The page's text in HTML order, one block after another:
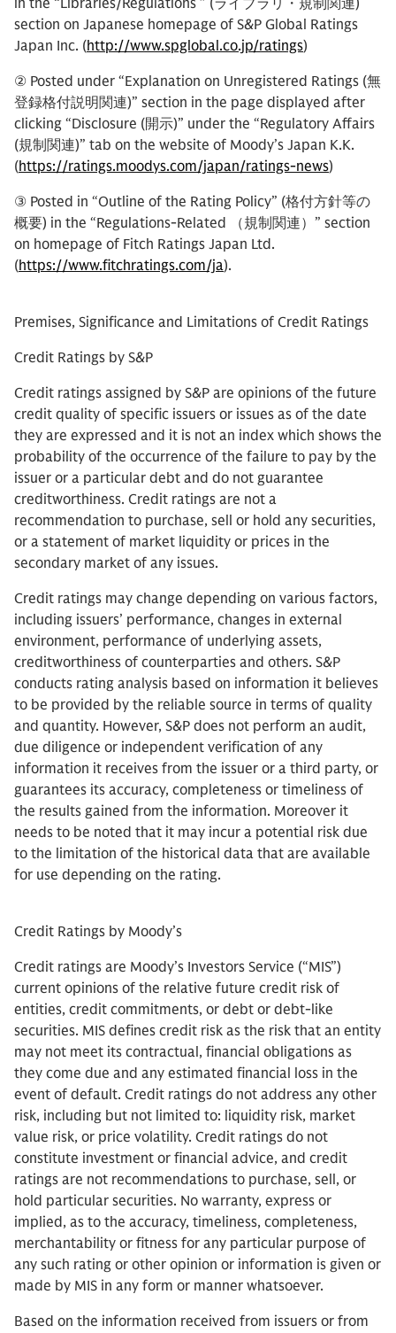
in the “Libraries/Regulations ” (ライブラリ・規制関連)
section on Japanese homepage of S&P Global Ratings
Japan Inc. (http://www.spglobal.co.jp/ratings)
② Posted under “Explanation on Unregistered Ratings (無
登録格付説明関連)” section in the page displayed after
clicking “Disclosure (開示)” under the “Regulatory Affairs
(規制関連)” tab on the website of Moody’s Japan K.K.
(https://ratings.moodys.com/japan/ratings-news)
③ Posted in “Outline of the Rating Policy” (格付方針等の
概要) in the “Regulations-Related （規制関連）” section
on homepage of Fitch Ratings Japan Ltd.
(https://www.fitchratings.com/ja).
Premises, Significance and Limitations of Credit Ratings
Credit Ratings by S&P
Credit ratings assigned by S&P are opinions of the future
credit quality of specific issuers or issues as of the date
they are expressed and it is not an index which shows the
probability of the occurrence of the failure to pay by the
issuer or a particular debt and do not guarantee
creditworthiness. Credit ratings are not a
recommendation to purchase, sell or hold any securities,
or a statement of market liquidity or prices in the
secondary market of any issues.
Credit ratings may change depending on various factors,
including issuers’ performance, changes in external
environment, performance of underlying assets,
creditworthiness of counterparties and others. S&P
conducts rating analysis based on information it believes
to be provided by the reliable source in terms of quality
and quantity. However, S&P does not perform an audit,
due diligence or independent verification of any
information it receives from the issuer or a third party, or
guarantees its accuracy, completeness or timeliness of
the results gained from the information. Moreover it
needs to be noted that it may incur a potential risk due
to the limitation of the historical data that are available
for use depending on the rating.
Credit Ratings by Moody’s
Credit ratings are Moody’s Investors Service (“MIS”)
current opinions of the relative future credit risk of
entities, credit commitments, or debt or debt-like
securities. MIS defines credit risk as the risk that an entity
may not meet its contractual, financial obligations as
they come due and any estimated financial loss in the
event of default. Credit ratings do not address any other
risk, including but not limited to: liquidity risk, market
value risk, or price volatility. Credit ratings do not
constitute investment or financial advice, and credit
ratings are not recommendations to purchase, sell, or
hold particular securities. No warranty, express or
implied, as to the accuracy, timeliness, completeness,
merchantability or fitness for any particular purpose of
any such rating or other opinion or information is given or
made by MIS in any form or manner whatsoever.
Based on the information received from issuers or from